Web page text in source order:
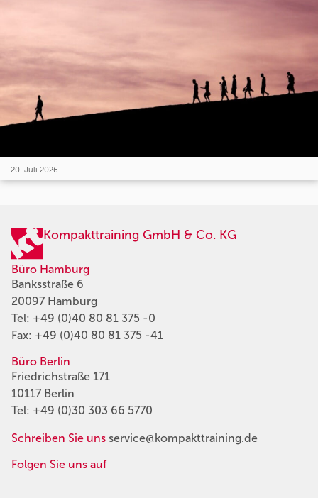
20. Juli 2026
Kompakttraining GmbH & Co. KG
Büro Hamburg
Banksstraße 6
20097 Hamburg
Tel: +49 (0)40 80 81 375 -0
Fax: +49 (0)40 80 81 375 -41
Büro Berlin
Friedrichstraße 171
10117 Berlin
Tel: +49 (0)30 303 66 5770
Schreiben Sie uns service@kompakttraining.de
Folgen Sie uns auf